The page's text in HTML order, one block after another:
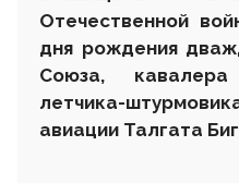
Отечественной
дня рождения
Союза,
летчика-
авиации Талгата